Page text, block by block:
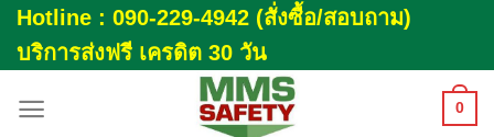
Skip
to
content
Hotline : 090-229-4942 (สั่งซื้อ/สอบถาม)
บริการส่งฟรี เครดิต 30 วัน
0